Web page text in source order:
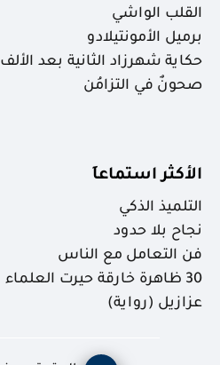
القلب الواشي
برميل الأمونتيلادو
حكاية شهرزاد الثانية بعد الألف
صحونٌ في التزامُن
الأكثر استماعاَ
التلميذ الذكي
نجاح بلا حدود
فن التعامل مع الناس
30 ظاهرة خارقة حيرت العلماء
عزازيل (رواية)